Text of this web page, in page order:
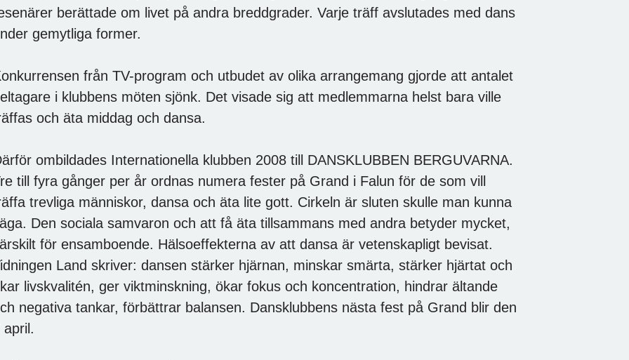
berättade om livet på andra breddgrader. Varje träff avslutades med dans
gemytliga former.
från TV-program och utbudet av olika arrangemang gjorde att antalet
i klubbens möten sjönk. Det visade sig att medlemmarna helst bara ville
och äta middag och dansa.
ombildades Internationella klubben 2008 till DANSKLUBBEN BERGUVARNA.
till fyra gånger per år ordnas numera fester på Grand i Falun för de som vill
trevliga människor, dansa och äta lite gott. Cirkeln är sluten skulle man kunna
Den sociala samvaron och att få äta tillsammans med andra betyder mycket,
för ensamboende. Hälsoeffekterna av att dansa är vetenskapligt bevisat.
Land skriver: dansen stärker hjärnan, minskar smärta, stärker hjärtat och
livskvalitén, ger viktminskning, ökar fokus och koncentration, hindrar ältande
negativa tankar, förbättrar balansen. Dansklubbens nästa fest på Grand blir den
april.